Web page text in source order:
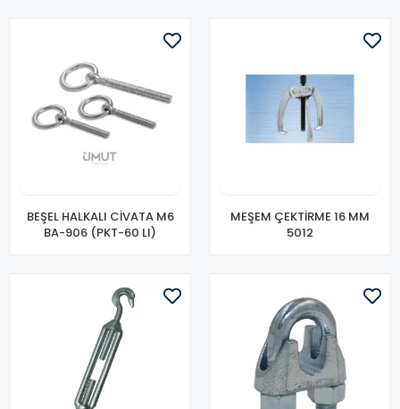
BEŞEL HALKALI CİVATA M6
BA-906 (PKT-60 LI)
MEŞEM ÇEKTİRME 16 MM
5012